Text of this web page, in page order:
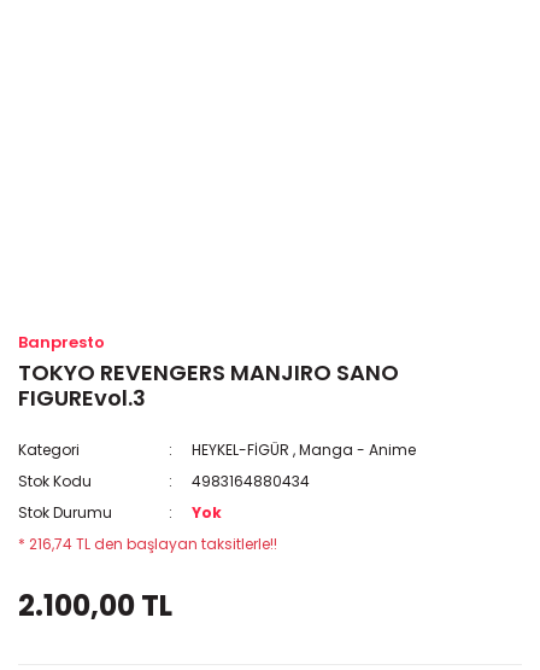
Banpresto
TOKYO REVENGERS MANJIRO SANO
FIGUREvol.3
Kategori HEYKEL-FİGÜR ,Manga - Anime
Stok Kodu
4983164880434
Stok Durumu
Yok
* 216,74 TL den başlayan taksitlerle!!
2.100,00 TL